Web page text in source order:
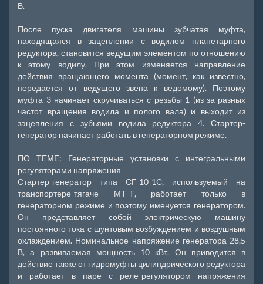
В.
После пуска двигателя машины зубчатая муфта,
находящаяся в зацеплении с водилом планетарного
редуктора, становится ведущим элементом по отношению
к этому водилу. При этом изменяется направление
действия вращающего момента (момент, как известно,
передается от ведущего звена к ведомому). Поэтому
муфта 3 начинает скручиваться с резьбы 1 (из-за разных
частот вращения водила и полого вала) и выходит из
зацепления с зубьями водила редуктора 4. Стартер-
генератор начинает работать в генераторном режиме.
ПО ТЕМЕ: Генераторные установки с интегральными
регуляторами напряжения
Стартер-генератор типа СГ-10-1С, используемый на
транспортере-тягаче МТ-Т, работает только в
генераторном режиме и поэтому именуется генератором.
Он представляет собой электрическую машину
постоянного тока с шунтовым возбуждением и воздушным
охлаждением. Номинальное напряжение генератора 28,5
В, а развиваемая мощность 10 кВт. Он приводится в
действие также от гидромуфты цилиндрического редуктора
и работает в паре с реле-регулятором напряжения